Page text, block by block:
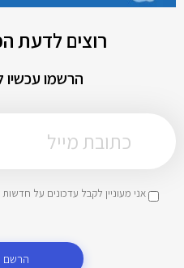
רוצים לדעת
הרשמו עכשיו
אני מעוניין לקבל עדכונים על
הרשם